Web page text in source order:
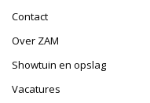
Contact
Over ZAM
Showtuin en opslag
Vacatures